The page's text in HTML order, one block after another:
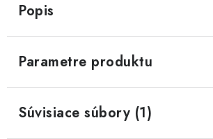
Popis
Parametre produktu
Súvisiace súbory (1)